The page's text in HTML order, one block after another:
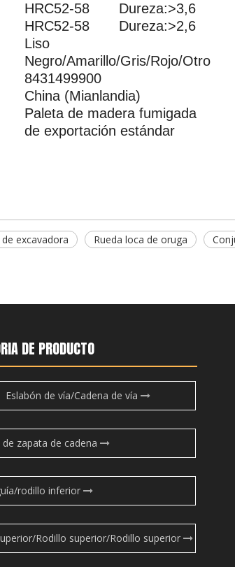
HRC52-58 Dureza:>3,6
HRC52-58 Dureza:>2,6
Liso
Negro/Amarillo/Gris/Rojo/Otro
8431499900
China (Mianlandia)
Paleta de madera fumigada
de exportación estándar
excavadora Rueda loca de oruga
DE PRODUCTO
Eslabón de vía/Cadena de vía
zapata de cadena
rodillo inferior
Rodillo superior/Rodillo superior